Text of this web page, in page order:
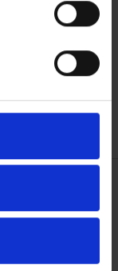
DE
4
949,00 €
registrados